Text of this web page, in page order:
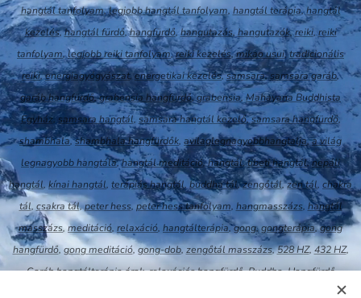
hangtál tanfolyam,legjobb hangtál tanfolyam, hangtál terápia,hangtál
kezelés,hangtál fürdő,hangfürdő, hangutazás, hangutazók,reiki, reiki
tanfolyam,legjobb reiki tanfolyam,reiki kezelés,mikao usui,tradicionális
reiki,energiagyógyászat,energetikai kezelés,samsara,samsara garáb,
garáb hangfürdő,grabensia hangfürdő,grabensia, Mahayana Buddhista
Egyház,samsara hangtál, samsara hangtál kezelő,samsara hangfürdő,
shambhala,shambhala hangfürdők, avilaglegnagyobbhangtalja,a világ
legnagyobb hangtála,hangtál meditáció,hangtál,tibeti hangtál,nepáli
hangtál, kínai hangtál, terápiás hangtál, buddha tál,zengőtál,zen tál, chakra
tál, csakra tál,peter hess, peter hess tanfolyam, hangmasszázs, hangtál
masszázs, meditáció, relaxáció, hangtálterápia,gong,gongterápia,gong
hangfürdő,gong meditáció,gong-dob, zengőtál masszázs,528 HZ, 432 HZ,
Garáb hangtálterápia árak,relaxációs hangfürdő,Buddha,Hangfürdő
akkreditált hangtál